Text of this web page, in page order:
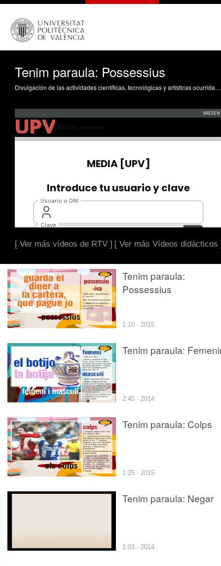
Tenim paraula: Possessius
Divulgación de las actividades científicas, tecnológicas y artísticas ocurridas en los tres campus de la UPV
[ Ver más vídeos de RTV ] [ Ver más Vídeos didácticos
Tenim paraula:
Possessius
1:10 · 2015
Tenim paraula:
2:45 · 2014
Tenim paraula: Colps
1:25 · 2015
Tenim paraula: Negar
1:03 · 2014